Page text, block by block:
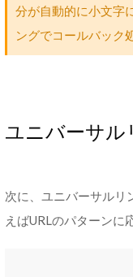
分が自動的に小文字
ングでコールバック
ユニバーサル
次に、ユニバーサルリ
えばURLのパターンに